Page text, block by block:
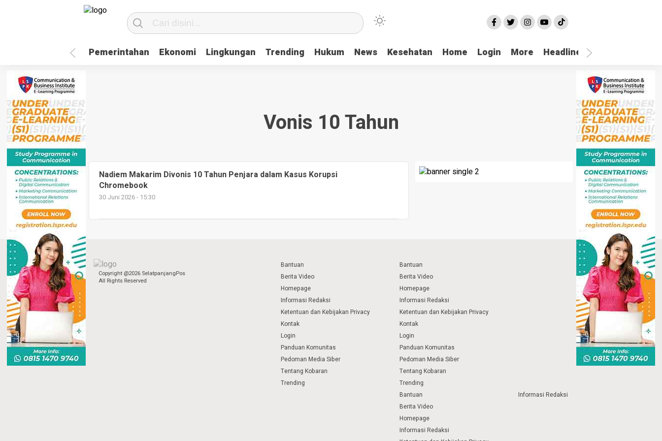
Pemerintahan Ekonomi Lingkungan Trending Hukum News Kesehatan Home Login More Headline Selatpanjang
Vonis 10 Tahun
Nadiem Makarim Divonis 10 Tahun Penjara dalam Kasus Korupsi
Chromebook
30 Juni 2026 - 15:30
Copyright @2026 SelatpanjangPos
All Rights Reserved
Bantuan
Berita Video
Homepage
Informasi Redaksi
Ketentuan dan Kebijakan Privacy
Kontak
Login
Panduan Komunitas
Pedoman Media Siber
Tentang Kobaran
Trending
Bantuan
Berita Video
Homepage
Informasi Redaksi
Ketentuan dan Kebijakan Privacy
Kontak
Login
Panduan Komunitas
Pedoman Media Siber
Tentang Kobaran
Trending
Bantuan
Berita Video
Homepage
Informasi Redaksi
Informasi Redaksi